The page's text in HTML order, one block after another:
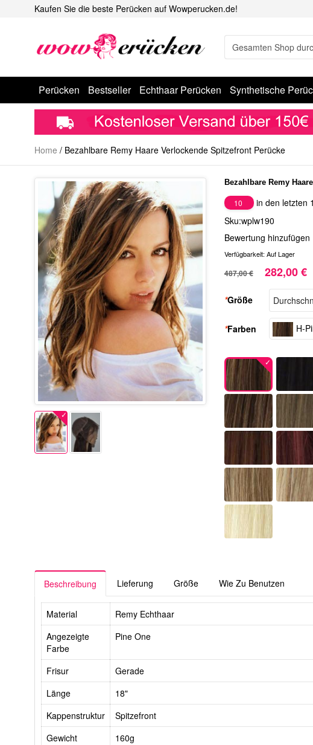
Kaufen Sie die beste Perücken auf Wowperucken.de!
Perücken Bestseller Echthaar Perücken Synthetische
Home / Bezahlbare Remy Haare Verlockende Spitzefront Perücke
Bezahlbare Remy
10
in den letzten
Sku:wplw190
Bewertung hinzufügen
Verfügbarkeit: Auf Lager
487,00 € 282,00 €
*Größe
*Farben H-
Beschreibung Lieferung Größe Wie Zu Benutzen
Material
Remy Echthaar
Angezeigte
Farbe
Pine One
Frisur
Gerade
Länge
18"
Kappenstruktur
Spitzefront
Gewicht
160g